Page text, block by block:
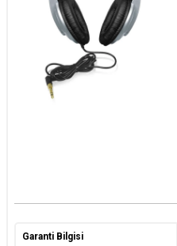
Garanti Bilgisi